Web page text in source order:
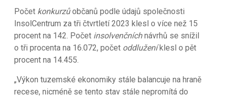
Počet konkurzůobčanů podle údajů společnosti
InsolCentrum za tři čtvrtletí 2023 klesl o více než 15
procent na 142. Počet insolvenčníchnávrhů se snížil
o tři procenta na 16.072, počet oddluženíklesl o pět
procent na 14.455.
„Výkon tuzemské ekonomiky stále balancuje na hraně
recese, nicméně se tento stav stále nepromítá do